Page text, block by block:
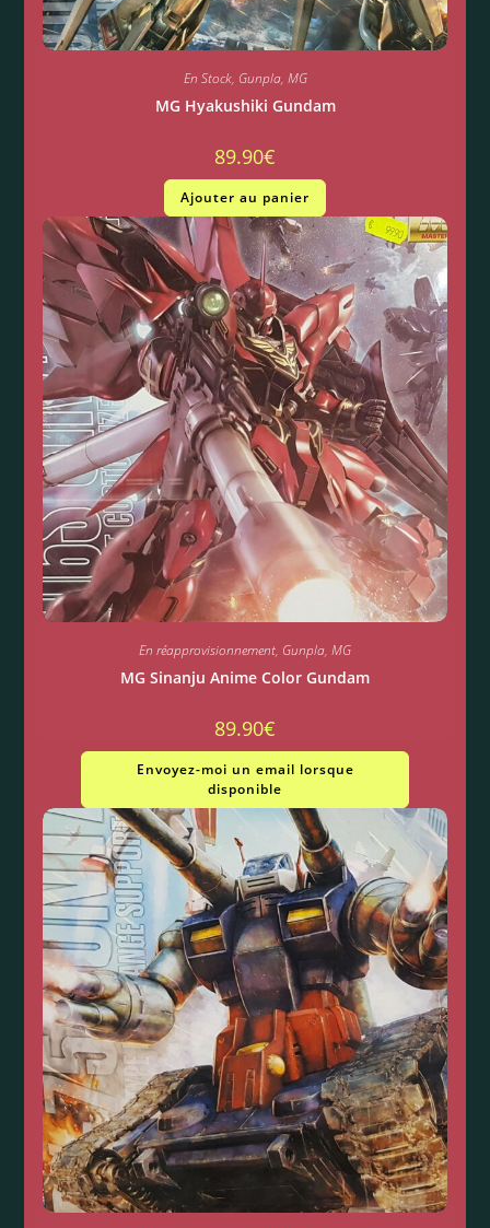
En Stock, Gunpla, MG
MG Hyakushiki Gundam
89.90€
Ajouter au panier
En réapprovisionnement, Gunpla, MG
MG Sinanju Anime Color Gundam
89.90€
Envoyez-moi un email lorsque
disponible